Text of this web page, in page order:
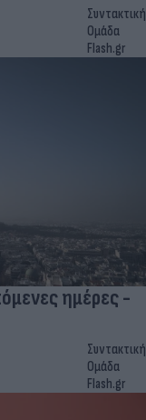
Συντακτική
Ομάδα
Flash.gr
ημέρες -
Συντακτική
Ομάδα
Flash.gr